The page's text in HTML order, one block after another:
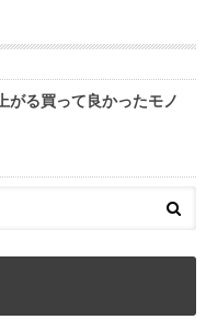
がる買って良かったモノ